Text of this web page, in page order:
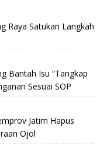
Raya Satukan Langkah
Bantah Isu “Tangkap
Sesuai SOP
Jatim Hapus
Ojol